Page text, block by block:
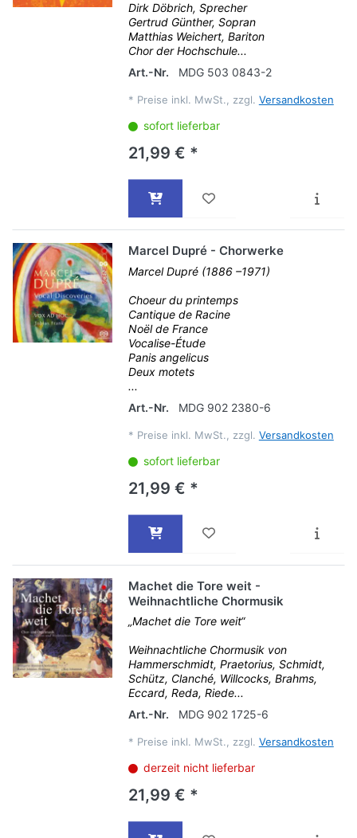
Dirk Döbrich, Sprecher
Gertrud Günther, Sopran
Matthias Weichert, Bariton
Chor der Hochschule...
Art.-Nr.
MDG 503 0843-2
* Preise inkl. MwSt., zzgl. Versandkosten
sofort lieferbar
21,99 € *
Marcel Dupré - Chorwerke
Marcel Dupré (1886 –1971)
Choeur du printemps
Cantique de Racine
Noël de France
Vocalise-Étude
Panis angelicus
Deux motets
...
Art.-Nr.
MDG 902 2380-6
* Preise inkl. MwSt., zzgl. Versandkosten
sofort lieferbar
21,99 € *
Machet die Tore weit -
Weihnachtliche Chormusik
„Machet die Tore weit“
Weihnachtliche Chormusik von
Hammerschmidt, Praetorius, Schmidt,
Schütz, Clanché, Willcocks, Brahms,
Eccard, Reda, Riede...
Art.-Nr.
MDG 902 1725-6
* Preise inkl. MwSt., zzgl. Versandkosten
derzeit nicht lieferbar
21,99 € *